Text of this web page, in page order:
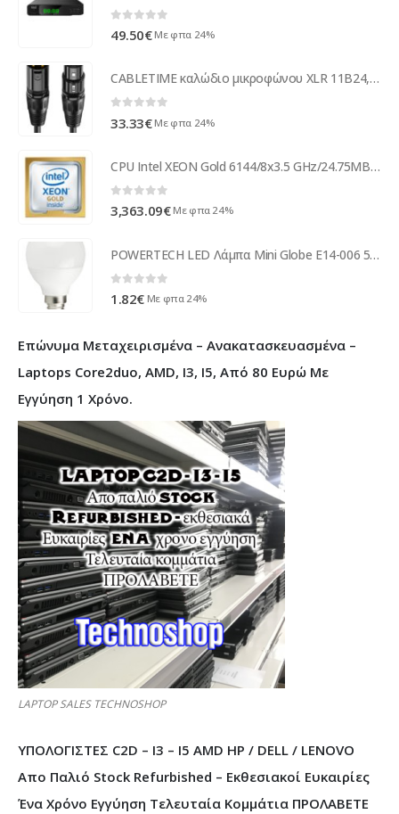
49.50€ Με φπα 24%
CABLETIME καλώδιο μικροφώνου XLR 11B24, 3-pin, 24AWG, 10m, μαύρο
33.33€ Με φπα 24%
CPU Intel XEON Gold 6144/8x3.5 GHz/24.75MB/150W+++ - CD8067303843000
0 out of 5
3,363.09€ Με φπα 24%
POWERTECH LED Λάμπα Mini Globe E14-006 5W, 6500K, E14, Samsung LED, IC
0 out of 5
1.82€ Με φπα 24%
Επώνυμα Μεταχειρισμένα – Ανακατασκευασμένα –
Laptops Core2duo, AMD, I3, I5, Από 80 Ευρώ Με
Εγγύηση 1 Χρόνο.
LAPTOP SALES TECHNOSHOP
ΥΠΟΛΟΓΙΣΤΕΣ C2D – I3 – I5 AMD HP / DELL / LENOVO
Απο Παλιό Stock Refurbished – Εκθεσιακοί Ευκαιρίες
Ένα Χρόνο Εγγύηση Τελευταία Κομμάτια ΠΡΟΛΑΒΕΤΕ